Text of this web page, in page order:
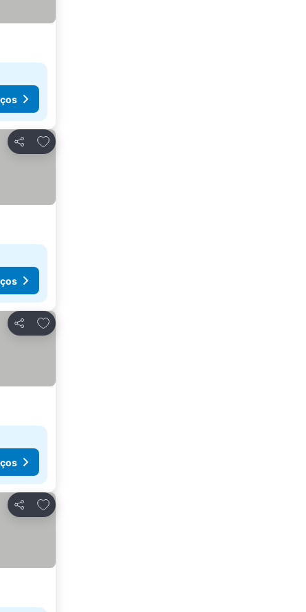
Partilhar
Adicionar aos favoritos
Partilhar
Adicionar aos favoritos
Partilhar
Adicionar aos favoritos